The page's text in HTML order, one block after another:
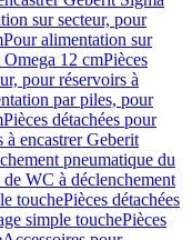
sur secteur, pour
Pour alimentation sur
Omega 12 cmPièces
pour réservoirs à
par piles, pour
Pièces détachées pour
encastrer Geberit
pneumatique du
de WC à déclenchement
touchePièces détachées
simple touchePièces